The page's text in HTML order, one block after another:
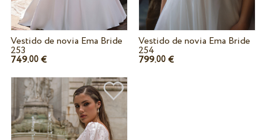
Vestido de novia Ema Bride
253
749.00€
Vestido de novia Ema Bride
254
799.00 €